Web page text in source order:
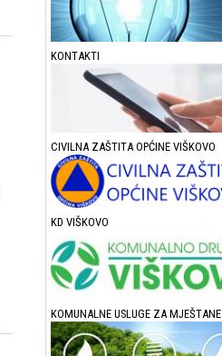
KONTAKTI
CIVILNA ZAŠTITA OPĆINE VIŠKOVO
KD VIŠKOVO
KOMUNALNE USLUGE ZA MJEŠTANE